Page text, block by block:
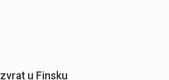
u Finsku